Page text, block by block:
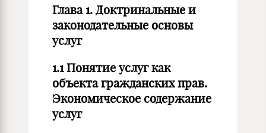
Глава 1. Доктринальные и
законодательные основы
услуг
1.1 Понятие услуг как
объекта гражданских прав.
Экономическое содержание
услуг